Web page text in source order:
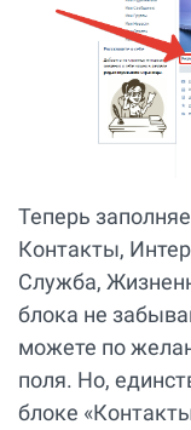
Теперь
Контакты,
Служба,
блока не
можете по
поля. Но,
блоке